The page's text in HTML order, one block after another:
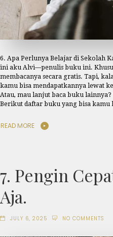
6. Apa Perlunya Belajar di Sekolah
ini aku Alvi—penulis buku ini.
membacanya secara gratis. Tapi,
kamu bisa mendapatkannya lewat
Atau, mau lanjut baca buku
Berikut daftar buku yang bisa kamu
READ MORE
7. Pengin
Aja.
JULY 6, 2025 NO COMMENTS